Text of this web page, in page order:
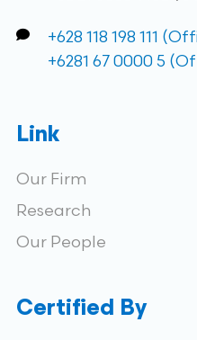
+628 118 198 111
+6281 67 0000 5
Link
Our Firm
Research
Our People
Certified By